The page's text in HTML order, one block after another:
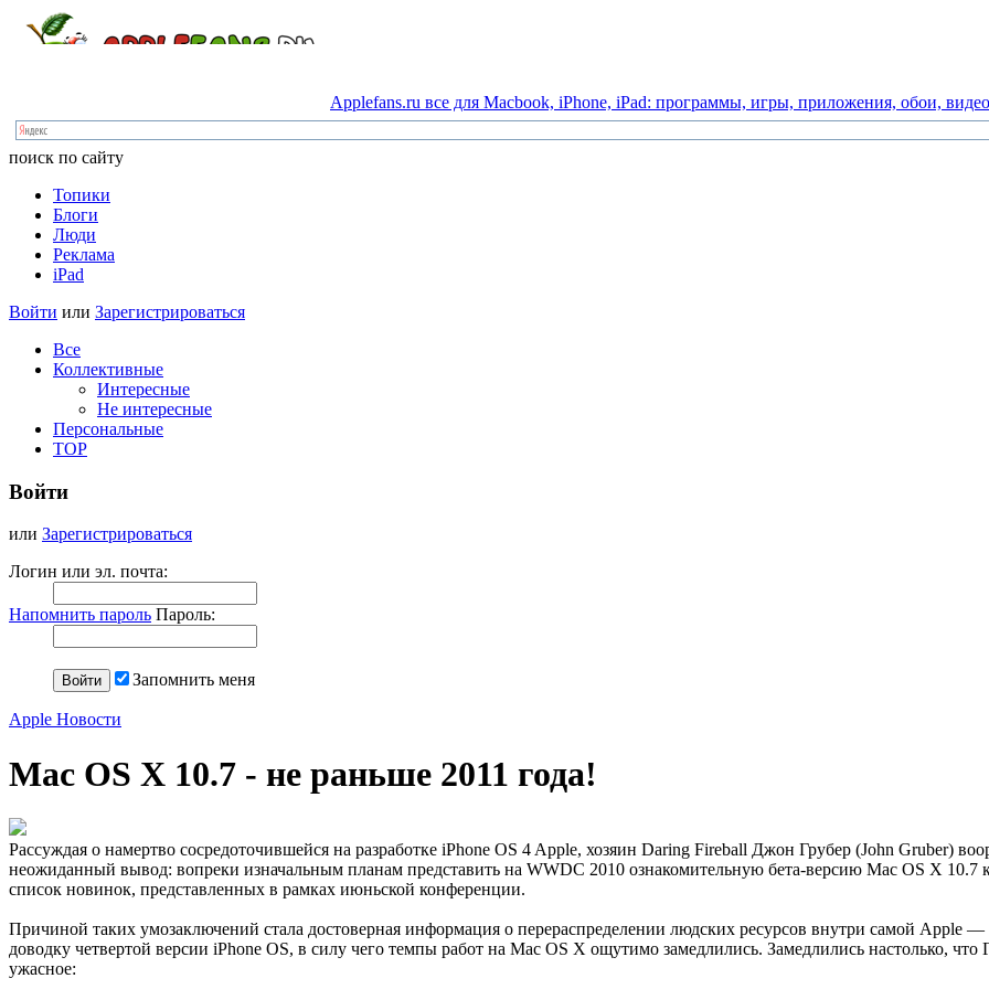
Applefans.ru все для Macbook, iPhone, iPad: программы, игры, приложения, обои, видео
поиск по сайту
Топики
Блоги
Люди
Реклама
iPad
Войти или Зарегистрироваться
Все
Коллективные
Интересные
Не интересные
Персональные
TOP
Войти
или Зарегистрироваться
Логин или эл. почта:
Напомнить пароль Пароль:
Запомнить меня
Apple Новости
Mac OS X 10.7 - не раньше 2011 года!
Рассуждая о намертво сосредоточившейся на разработке iPhone OS 4 Apple, хозяин Daring Fireball Джон Грубер (John Gruber)
неожиданный вывод: вопреки изначальным планам представить на WWDC 2010 ознакомительную бета-версию Mac OS X
список новинок, представленных в рамках июньской конференции.
Причиной таких умозаключений стала достоверная информация о перераспределении людских ресурсов внутри самой Apple —
доводку четвертой версии iPhone OS, в силу чего темпы работ на Mac OS X ощутимо замедлились. Замедлились настолько,
ужасное: